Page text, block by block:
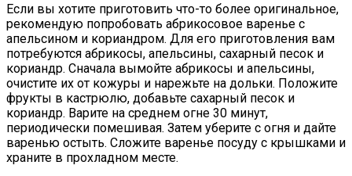
Если вы хотите приготовить что-то более оригинальное,
рекомендую попробовать абрикосовое варенье с
апельсином и кориандром. Для его приготовления вам
потребуются абрикосы, апельсины, сахарный песок и
кориандр. Сначала вымойте абрикосы и апельсины,
очистите их от кожуры и нарежьте на дольки. Положите
фрукты в кастрюлю, добавьте сахарный песок и
кориандр. Варите на среднем огне 30 минут,
периодически помешивая. Затем уберите с огня и дайте
варенью остыть. Сложите варенье посуду с крышками и
храните в прохладном месте.